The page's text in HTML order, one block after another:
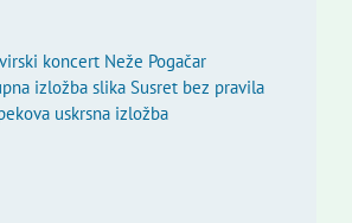
koncert Neže Pogačar
izložba slika Susret bez pravila
uskrsna izložba